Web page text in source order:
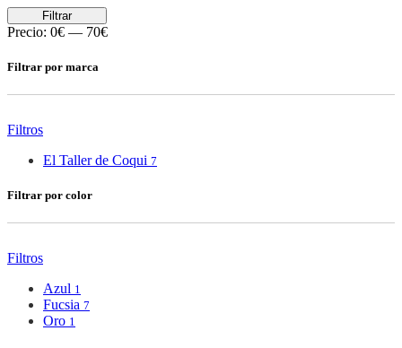
Filtrar
Precio: 0€ — 70€
Filtrar por marca
Filtros
El Taller de Coqui 7
Filtrar por color
Filtros
Azul 1
Fucsia 7
Oro 1